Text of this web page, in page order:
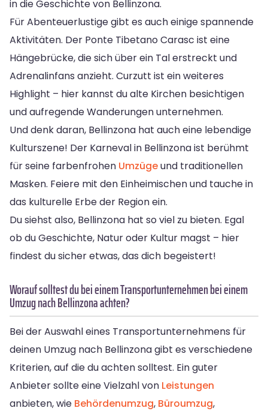
in die Geschichte von Bellinzona.
Für Abenteuerlustige gibt es auch einige spannende
Aktivitäten. Der Ponte Tibetano Carasc ist eine
Hängebrücke, die sich über ein Tal erstreckt und
Adrenalinfans anzieht. Curzutt ist ein weiteres
Highlight – hier kannst du alte Kirchen besichtigen
und aufregende Wanderungen unternehmen.
Und denk daran, Bellinzona hat auch eine lebendige
Kulturszene! Der Karneval in Bellinzona ist berühmt
für seine farbenfrohen Umzügeund traditionellen
Masken. Feiere mit den Einheimischen und tauche in
das kulturelle Erbe der Region ein.
Du siehst also, Bellinzona hat so viel zu bieten. Egal
ob du Geschichte, Natur oder Kultur magst – hier
findest du sicher etwas, das dich begeistert!
Worauf solltest du bei einem Transportunternehmen bei einem
Umzug nach Bellinzona achten?
Bei der Auswahl eines Transportunternehmens für
deinen Umzug nach Bellinzona gibt es verschiedene
Kriterien, auf die du achten solltest. Ein guter
Anbieter sollte eine Vielzahl von Leistungen
anbieten, wie Behördenumzug, Büroumzug,